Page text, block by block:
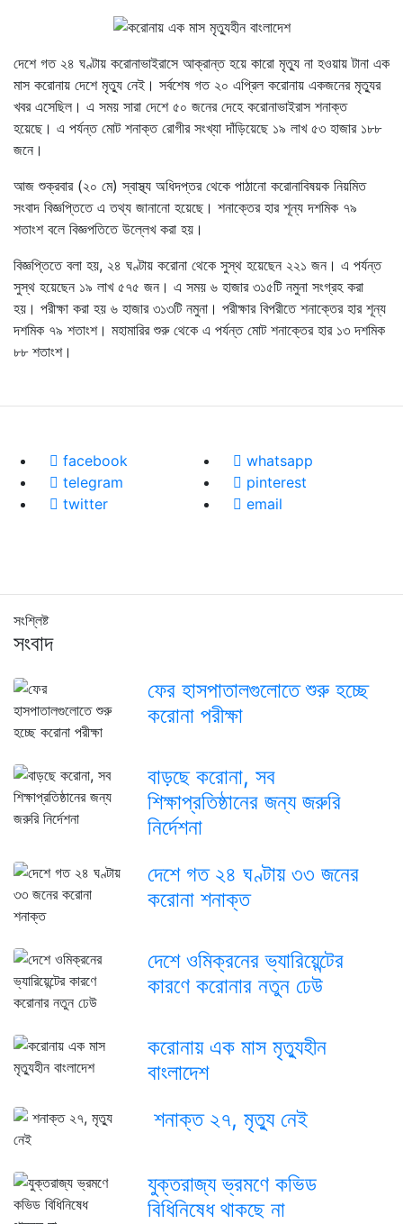
দেশে গত ২৪ ঘণ্টায় করোনাভাইরাসে আক্রান্ত হয়ে কারো মৃত্যু না হওয়ায় টানা এক
মাস করোনায় দেশে মৃত্যু নেই। সর্বশেষ গত ২০ এপ্রিল করোনায় একজনের মৃত্যুর
খবর এসেছিল। এ সময় সারা দেশে ৫০ জনের দেহে করোনাভাইরাস শনাক্ত
হয়েছে। এ পর্যন্ত মোট শনাক্ত রোগীর সংখ্যা দাঁড়িয়েছে ১৯ লাখ ৫৩ হাজার ১৮৮
জনে।
আজ শুক্রবার (২০ মে) স্বাস্থ্য অধিদপ্তর থেকে পাঠানো করোনাবিষয়ক নিয়মিত
সংবাদ বিজ্ঞপ্তিতে এ তথ্য জানানো হয়েছে। শনাক্তের হার শূন্য দশমিক ৭৯
শতাংশ বলে বিজ্ঞপতিতে উল্লেখ করা হয়।
বিজ্ঞপ্তিতে বলা হয়, ২৪ ঘণ্টায় করোনা থেকে সুস্থ হয়েছেন ২২১ জন। এ পর্যন্ত
সুস্থ হয়েছেন ১৯ লাখ ৫৭৫ জন। এ সময় ৬ হাজার ৩১৫টি নমুনা সংগ্রহ করা
হয়। পরীক্ষা করা হয় ৬ হাজার ৩১৩টি নমুনা। পরীক্ষার বিপরীতে শনাক্তের হার শূন্য
দশমিক ৭৯ শতাংশ। মহামারির শুরু থেকে এ পর্যন্ত মোট শনাক্তের হার ১৩ দশমিক
৮৮ শতাংশ।
facebook
whatsapp
telegram
pinterest
twitter
email
সংশ্লিষ্ট
সংবাদ
ফের হাসপাতালগুলোতে শুরু হচ্ছে
করোনা পরীক্ষা
বাড়ছে করোনা, সব
শিক্ষাপ্রতিষ্ঠানের জন্য জরুরি
নির্দেশনা
দেশে গত ২৪ ঘণ্টায় ৩৩ জনের
করোনা শনাক্ত
দেশে ওমিক্রনের ভ্যারিয়েন্টের
কারণে করোনার নতুন ঢেউ
করোনায় এক মাস মৃত্যুহীন
বাংলাদেশ
শনাক্ত ২৭, মৃত্যু নেই
যুক্তরাজ্য ভ্রমণে কভিড
বিধিনিষেধ থাকছে না